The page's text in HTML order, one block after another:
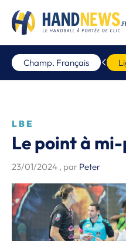
Champ. Français
LBE
Le point à
23/01/2024 , par Peter